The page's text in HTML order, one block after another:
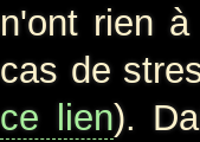
n'ont rien
cas de
ce lien).